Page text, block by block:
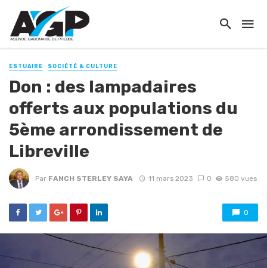
ESTUAIRE SOCIÉTÉ & CULTURE
Don : des lampadaires
offerts aux populations du
5ème arrondissement de
Libreville
Par FANCH STERLEY SAYA 11 mars 2023 0 580 vues
0